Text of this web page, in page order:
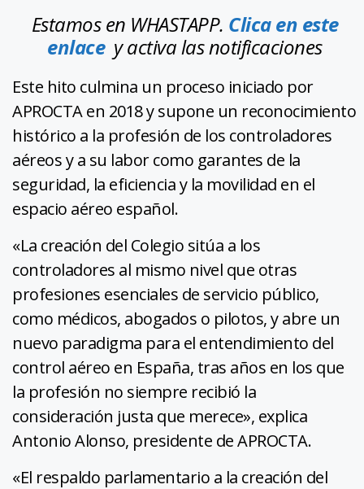
Estamos en WHASTAPP. Clica en este
enlacey activa las notificaciones
Este hito culmina un proceso iniciado por
APROCTA en 2018 y supone un reconocimiento
histórico a la profesión de los controladores
aéreos y a su labor como garantes de la
seguridad, la eficiencia y la movilidad en el
espacio aéreo español.
«La creación del Colegio sitúa a los
controladores al mismo nivel que otras
profesiones esenciales de servicio público,
como médicos, abogados o pilotos, y abre un
nuevo paradigma para el entendimiento del
control aéreo en España, tras años en los que
la profesión no siempre recibió la
consideración justa que merece», explica
Antonio Alonso, presidente de APROCTA.
«El respaldo parlamentario a la creación del